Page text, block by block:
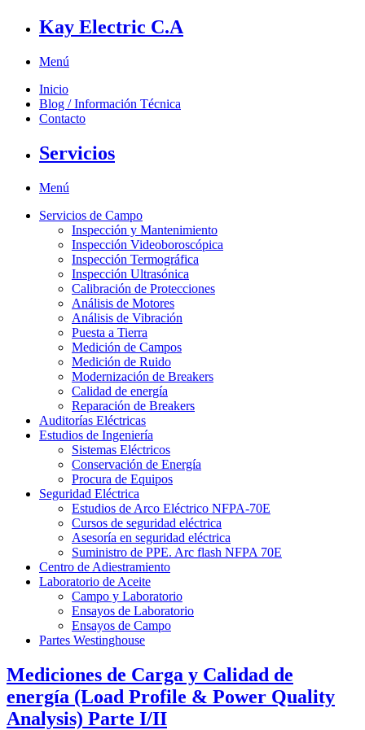
Kay Electric C.A
Menú
Inicio
Blog / Información Técnica
Contacto
Servicios
Menú
Servicios de Campo
Inspección y Mantenimiento
Inspección Videoboroscópica
Inspección Termográfica
Inspección Ultrasónica
Calibración de Protecciones
Análisis de Motores
Análisis de Vibración
Puesta a Tierra
Medición de Campos
Medición de Ruido
Modernización de Breakers
Calidad de energía
Reparación de Breakers
Auditorías Eléctricas
Estudios de Ingeniería
Sistemas Eléctricos
Conservación de Energía
Procura de Equipos
Seguridad Eléctrica
Estudios de Arco Eléctrico NFPA-70E
Cursos de seguridad eléctrica
Asesoría en seguridad eléctrica
Suministro de PPE. Arc flash NFPA 70E
Centro de Adiestramiento
Laboratorio de Aceite
Campo y Laboratorio
Ensayos de Laboratorio
Ensayos de Campo
Partes Westinghouse
Mediciones de Carga y Calidad de
energía (Load Profile & Power Quality
Analysis) Parte I/II